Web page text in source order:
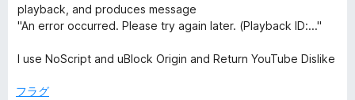
評
価
中
1
評
playback, and produces message
"An error occurred. Please try again later. (Playback ID:..."
I use NoScript and uBlock Origin and Return YouTube Dislike
フラグ